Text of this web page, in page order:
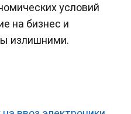
условий
на бизнес и
излишними.